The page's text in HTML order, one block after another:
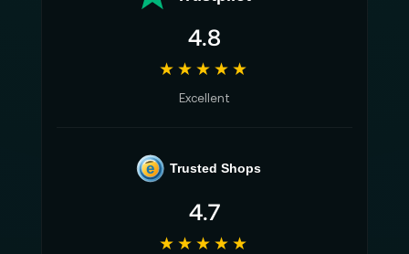
4.8
★★★★★
Excellent
e Trusted Shops
4.7
★★★★★